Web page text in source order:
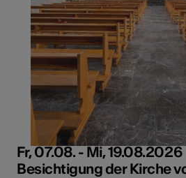
Fr, 07.08. - Mi, 19.08.2026
Besichtigung der Kirche